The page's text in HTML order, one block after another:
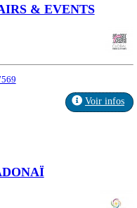
& EVENTS
Voir infos